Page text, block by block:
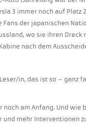
3 immer noch auf Platz
Fans der japanischen
wo sie ihren
nach dem
in, das ist so – ganz
am Anfang. Und
und mehr Interventionen